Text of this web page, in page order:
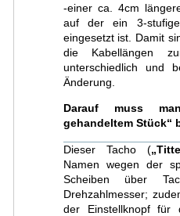
-einer ca. 4cm
auf der ein 3-
eingesetzt ist. Damit
die Kabellängen
unterschiedlich und
Änderung.
Darauf muss
gehandeltem Stück“
Dieser Tacho (
Namen wegen der
Scheiben über
Drehzahlmesser;
der Einstellknopf für